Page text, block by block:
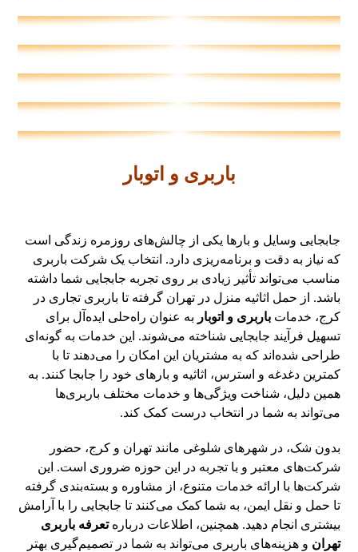
باربری و اتوبار
جابجایی وسایل و بارها یکی از چالش‌های روزمره زندگی است
که نیاز به دقت و برنامه‌ریزی دارد. انتخاب یک شرکت باربری
مناسب می‌تواند تأثیر زیادی بر روی تجربه جابجایی شما داشته
باشد. از حمل اثاثیه منزل در تهران گرفته تا باربری تجاری در
کرج، خدماتباربری و اتوبار به عنوان راه‌حلی ایده‌آل برای
تسهیل فرآیند جابجایی شناخته می‌شوند. این خدمات به گونه‌ای
طراحی شده‌اند که به مشتریان این امکان را می‌دهند تا با
کمترین دغدغه و استرس، اثاثیه و بارهای خود را جابجا کنند. به
همین دلیل، شناخت ویژگی‌ها و خدمات مختلف باربری‌ها
می‌تواند به شما در انتخاب درست کمک کند.
بدون شک، در شهرهای شلوغی مانند تهران و کرج، حضور
شرکت‌های معتبر و با تجربه در این حوزه ضروری است. این
شرکت‌ها با ارائه خدمات متنوع، از مشاوره و بسته‌بندی گرفته
تا حمل و نقل ایمن، به شما کمک می‌کنند تا جابجایی را با آرامش
بیشتری انجام دهید. همچنین، اطلاعات دربارهتعرفه باربری
تهران و هزینه‌های باربری می‌تواند به شما در تصمیم‌گیری بهتر